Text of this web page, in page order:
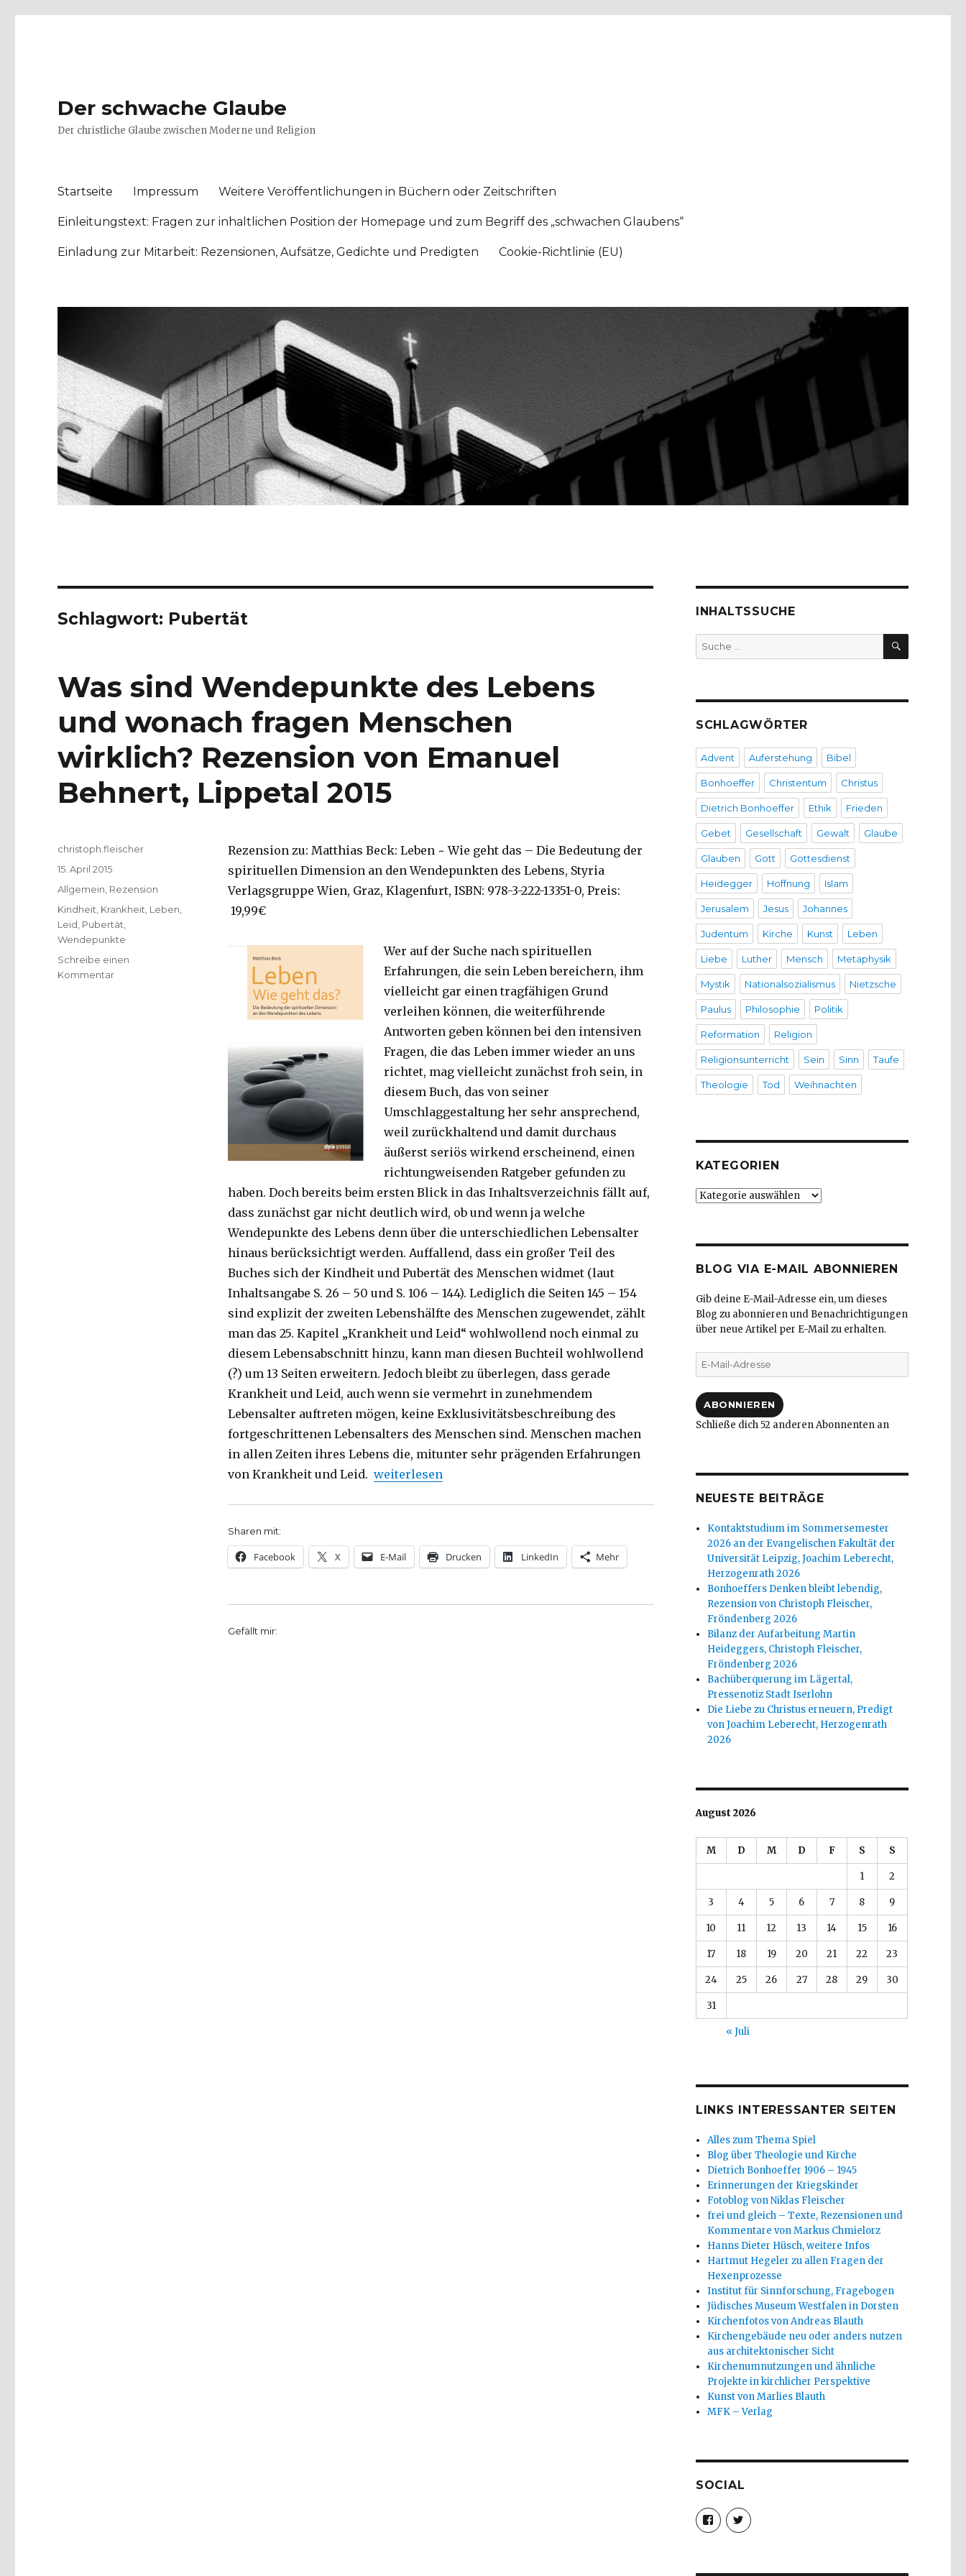
Der schwache Glaube
Der christliche Glaube zwischen Moderne und Religion
Startseite Impressum Weitere Veröffentlichungen in Büchern oder Zeitschriften
Einleitungstext: Fragen zur inhaltlichen Position der Homepage und zum Begriff des „schwachen Glaubens“
Einladung zur Mitarbeit: Rezensionen, Aufsätze, Gedichte und Predigten Cookie-Richtlinie (EU)
Schlagwort: Pubertät
Was sind Wendepunkte des Lebens
und wonach fragen Menschen
wirklich? Rezension von Emanuel
Behnert, Lippetal 2015
Rezension zu: Matthias Beck: Leben ~ Wie geht das – Die Bedeutung der
spirituellen Dimension an den Wendepunkten des Lebens, Styria
Verlagsgruppe Wien, Graz, Klagenfurt, ISBN: 978-3-222-13351-0, Preis:
19,99€
Wer auf der Suche nach spirituellen
Erfahrungen, die sein Leben bereichern, ihm
vielleicht gar einen tragfähigen Grund
verleihen können, die weiterführende
Antworten geben können bei den intensiven
Fragen, die das Leben immer wieder an uns
richtet, mag vielleicht zunächst froh sein, in
diesem Buch, das von seiner
Umschlaggestaltung her sehr ansprechend,
weil zurückhaltend und damit durchaus
äußerst seriös wirkend erscheinend, einen
richtungweisenden Ratgeber gefunden zu
haben. Doch bereits beim ersten Blick in das Inhaltsverzeichnis fällt auf,
dass zunächst gar nicht deutlich wird, ob und wenn ja welche
Wendepunkte des Lebens denn über die unterschiedlichen Lebensalter
hinaus berücksichtigt werden. Auffallend, dass ein großer Teil des
Buches sich der Kindheit und Pubertät des Menschen widmet (laut
Inhaltsangabe S. 26 – 50 und S. 106 – 144). Lediglich die Seiten 145 – 154
sind explizit der zweiten Lebenshälfte des Menschen zugewendet, zählt
man das 25. Kapitel „Krankheit und Leid“ wohlwollend noch einmal zu
diesem Lebensabschnitt hinzu, kann man diesen Buchteil wohlwollend
(?) um 13 Seiten erweitern. Jedoch bleibt zu überlegen, dass gerade
Krankheit und Leid, auch wenn sie vermehrt in zunehmendem
Lebensalter auftreten mögen, keine Exklusivitätsbeschreibung des
fortgeschrittenen Lebensalters des Menschen sind. Menschen machen
in allen Zeiten ihres Lebens die, mitunter sehr prägenden Erfahrungen
von Krankheit und Leid. „Was sind Wendepunkte des Lebens und wonach fragen Menschen wirklich? Rezension von Emanuel
weiterlesen
Sharen mit:
Facebook X E-Mail Drucken LinkedIn Mehr
Gefällt mir:
Autor
christoph.fleischer
Veröffentlicht
am
15. April 2015
Kategorien
Allgemein Rezension
Schlagwörter
Kindheit Krankheit Leben
Leid Pubertät
Wendepunkte
Schreibe einen
Kommentarzu
INHALTSSUCHE
Suche
nach:
SUCHEN
SCHLAGWÖRTER
Advent Auferstehung Bibel
Bonhoeffer Christentum Christus
Dietrich Bonhoeffer Ethik Frieden
Gebet Gesellschaft Gewalt Glaube
Glauben Gott Gottesdienst
Heidegger Hoffnung Islam
Jerusalem Jesus Johannes
Judentum Kirche Kunst Leben
Liebe Luther Mensch Metaphysik
Mystik Nationalsozialismus Nietzsche
Paulus Philosophie Politik
Reformation Religion
Religionsunterricht Sein Sinn Taufe
Theologie Tod Weihnachten
KATEGORIEN
Kategorien
BLOG VIA E-MAIL ABONNIEREN
Gib deine E-Mail-Adresse ein, um dieses
Blog zu abonnieren und Benachrichtigungen
über neue Artikel per E-Mail zu erhalten.
E-
Mail-
ABONNIEREN
Schließe dich 52 anderen Abonnenten an
NEUESTE BEITRÄGE
Kontaktstudium im Sommersemester
2026 an der Evangelischen Fakultät der
Universität Leipzig, Joachim Leberecht,
Herzogenrath 2026
Bonhoeffers Denken bleibt lebendig,
Rezension von Christoph Fleischer,
Fröndenberg 2026
Bilanz der Aufarbeitung Martin
Heideggers, Christoph Fleischer,
Fröndenberg 2026
Bachüberquerung im Lägertal,
Pressenotiz Stadt Iserlohn
Die Liebe zu Christus erneuern, Predigt
von Joachim Leberecht, Herzogenrath
2026
August 2026
M D M D F S S
1 2
3 4 5 6 7 8 9
10 11 12 13 14 15 16
17 18 19 20 21 22 23
24 25 26 27 28 29 30
31
« Juli
LINKS INTERESSANTER SEITEN
Alles zum Thema Spiel
Blog über Theologie und Kirche
Dietrich Bonhoeffer 1906 – 1945
Erinnerungen der Kriegskinder
Fotoblog von Niklas Fleischer
frei und gleich – Texte, Rezensionen und
Kommentare von Markus Chmielorz
Hanns Dieter Hüsch, weitere Infos
Hartmut Hegeler zu allen Fragen der
Hexenprozesse
Institut für Sinnforschung, Fragebogen
Jüdisches Museum Westfalen in Dorsten
Kirchenfotos von Andreas Blauth
Kirchengebäude neu oder anders nutzen
aus architektonischer Sicht
Kirchenumnutzungen und ähnliche
Projekte in kirchlicher Perspektive
Kunst von Marlies Blauth
MFK – Verlag
SOCIAL
Profil
von
christoph.fleischer1
anzeigen
Profil
von
anzeigen